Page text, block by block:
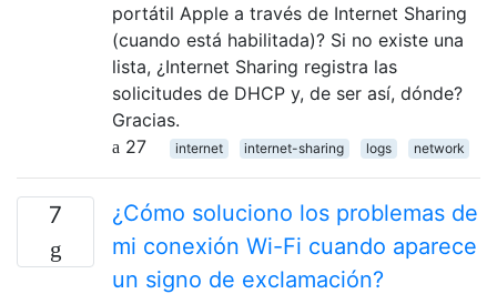
portátil Apple a través de Internet Sharing
(cuando está habilitada)? Si no existe una
lista, ¿Internet Sharing registra las
solicitudes de DHCP y, de ser así, dónde?
Gracias.
27
internet internet-sharing logs network
7
¿Cómo soluciono los problemas de
mi conexión Wi-Fi cuando aparece
un signo de exclamación?